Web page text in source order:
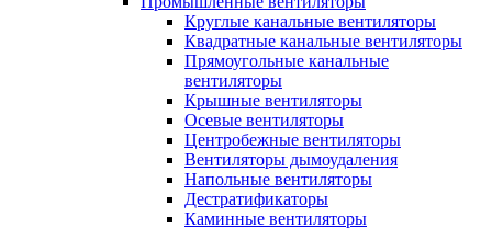
Круглые канальные вентиляторы
Квадратные канальные вентиляторы
Прямоугольные канальные
вентиляторы
Крышные вентиляторы
Осевые вентиляторы
Центробежные вентиляторы
Вентиляторы дымоудаления
Напольные вентиляторы
Дестратификаторы
Каминные вентиляторы